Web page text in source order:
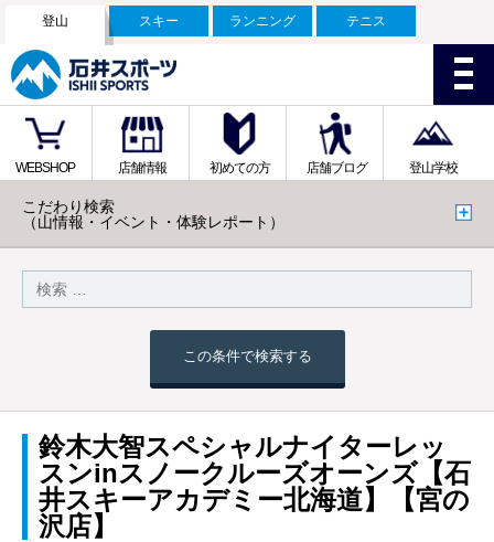
登山 スキー ランニング テニス
WEBSHOP 店舗情報 初めての方 店舗ブログ 登山学校
こだわり検索
（山情報・イベント・体験レポート）
この条件で検索する
鈴木大智スペシャルナイターレッ
スンinスノークルーズオーンズ【石
井スキーアカデミー北海道】【宮の
沢店】